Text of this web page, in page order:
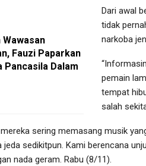
Wawasan
Fauzi Paparkan
Pancasila Dalam
Dari awal
tidak
narkoba
pemain
tempat
salah
sering memasang musik
sedikitpun. Kami berencana
nada geram. Rabu (8/11).